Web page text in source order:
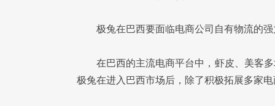
极兔在巴西要面临电商公司自有物流的
在巴西的主流电商平台中，虾皮、美客
极兔在进入巴西市场后，除了积极拓展多家